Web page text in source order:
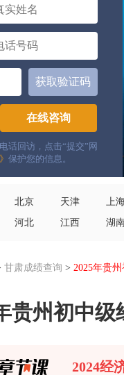
获取验证码
在线咨询
话回访，点击“提交”网
保护您的信息。
北京 天津 上
河北 江西 湖
甘肃成绩查询 > 2025年贵
贵州初中
2024经